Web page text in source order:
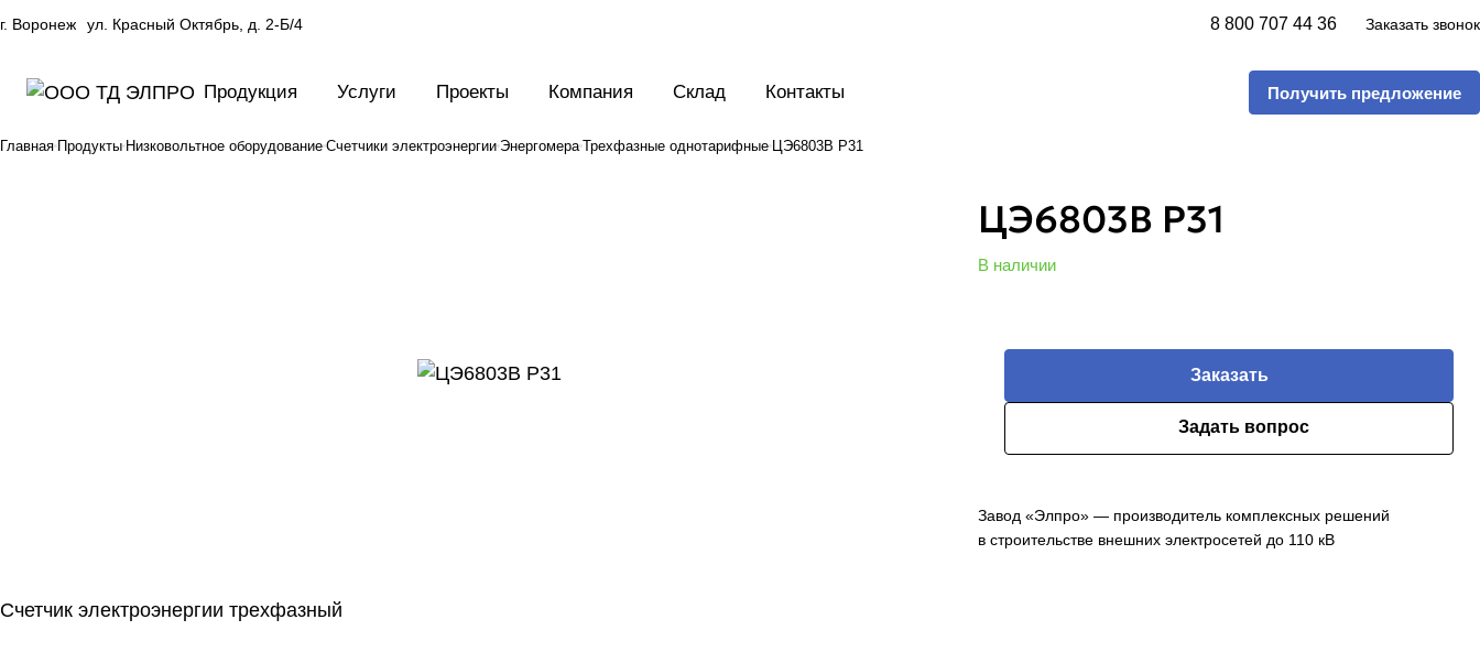
г. Воронеж ул. Красный Октябрь, д. 2-Б/4 8 800 707 44 36 Заказать звонок
Продукция Услуги Проекты Компания Склад Контакты Получить предложение
Главная Продукты Низковольтное оборудование Счетчики электроэнергии Энергомера Трехфазные однотарифные ЦЭ6803В Р31
ЦЭ6803В Р31
В наличии
Заказать
Задать вопрос
Завод «Элпро» — производитель комплексных решений
в строительстве внешних электросетей до 110 кВ
Счетчик электроэнергии трехфазный